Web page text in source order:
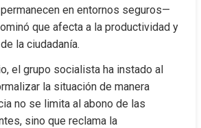
en entornos seguros—
que afecta a la productividad y
la ciudadanía.
el grupo socialista ha instado al
la situación de manera
no se limita al abono de las
sino que reclama la